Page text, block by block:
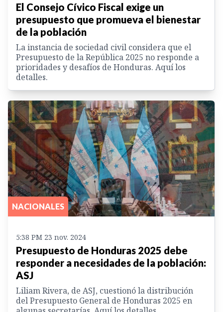
El Consejo Cívico Fiscal exige un
presupuesto que promueva el bienestar
de la población
La instancia de sociedad civil considera que el
Presupuesto de la República 2025 no responde a
prioridades y desafíos de Honduras. Aquí los
detalles.
NACIONALES
5:38 PM 23 nov. 2024
Presupuesto de Honduras 2025 debe
responder a necesidades de la población:
ASJ
Liliam Rivera, de ASJ, cuestionó la distribución
del Presupuesto General de Honduras 2025 en